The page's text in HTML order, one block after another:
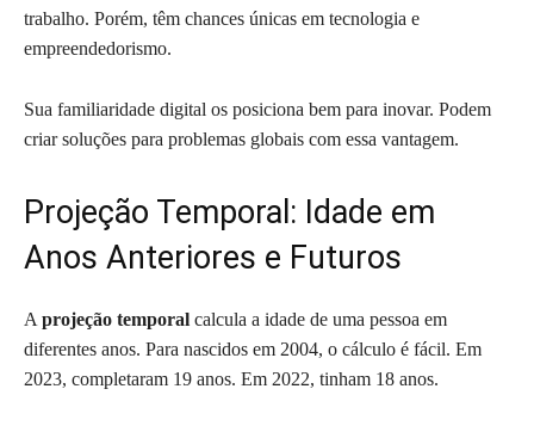
trabalho. Porém, têm chances únicas em tecnologia e
empreendedorismo.
Sua familiaridade digital os posiciona bem para inovar. Podem
criar soluções para problemas globais com essa vantagem.
Projeção Temporal: Idade em
Anos Anteriores e Futuros
A projeção temporal calcula a idade de uma pessoa em
diferentes anos. Para nascidos em 2004, o cálculo é fácil. Em
2023, completaram 19 anos. Em 2022, tinham 18 anos.